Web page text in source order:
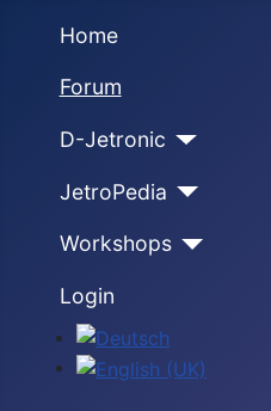
Home
Forum
D-Jetronic
JetroPedia
Workshops
Login
Select your language